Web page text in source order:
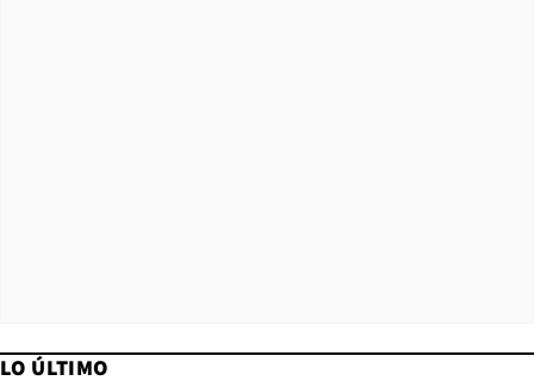
LO ÚLTIMO